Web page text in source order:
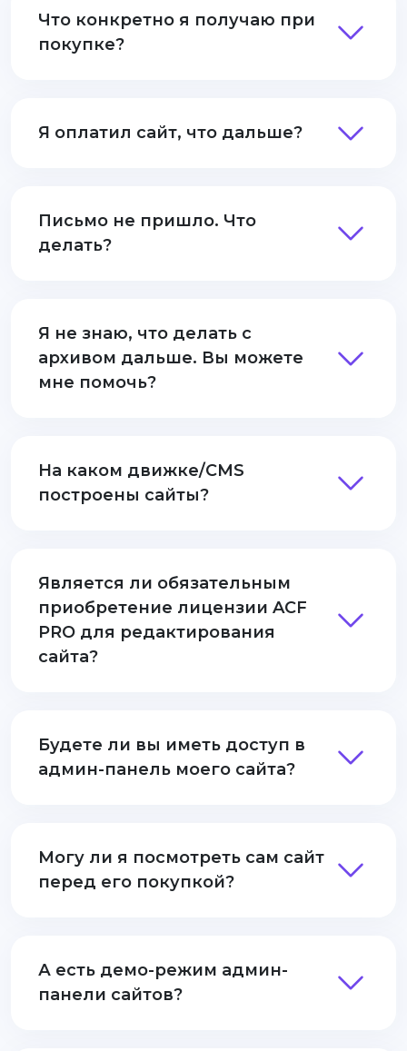
Что конкретно я получаю при
покупке?
Я оплатил сайт, что дальше?
Письмо не пришло. Что
делать?
Я не знаю, что делать с
архивом дальше. Вы можете
мне помочь?
На каком движке/CMS
построены сайты?
Является ли обязательным
приобретение лицензии ACF
PRO для редактирования
сайта?
Будете ли вы иметь доступ в
админ-панель моего сайта?
Могу ли я посмотреть сам сайт
перед его покупкой?
А есть демо-режим админ-
панели сайтов?